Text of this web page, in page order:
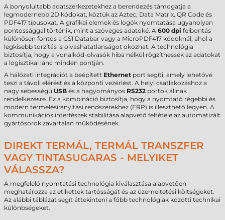
A bonyolultabb adatszerkezetekhez a berendezés támogatja a
legmodernebb 2D kódokat, köztük az Aztec, Data Matrix, QR Code és
PDF417 típusokat. A grafikai elemek és logók nyomtatása ugyanolyan
pontossággal történik, mint a szöveges adatoké. A 600 dpi felbontás
különösen fontos a GS1 Databar vagy a MicroPDF417 kódoknál, ahol a
legkisebb torzítás is olvashatatlanságot okozhat. A technológia
biztosítja, hogy a vonalkód-olvasók hiba nélkül rögzíthessék az adatokat
a logisztikai lánc minden pontján.
A hálózati integrációt a beépített Ethernet port segíti, amely lehetővé
teszi a távoli elérést és a központi vezérlést. A helyi csatlakozáshoz a
nagy sebességű USB és a hagyományos RS232 portok állnak
rendelkezésre. Ez a kombináció biztosítja, hogy a nyomtató régebbi és
modern termelésirányítási rendszerekhez (ERP) is illeszthető legyen. A
kommunikációs interfészek stabilitása alapvető feltétele az automatizált
gyártósorok zavartalan működésének.
DIREKT TERMÁL, TERMÁL TRANSZFER
VAGY TINTASUGARAS - MELYIKET
VÁLASSZA?
A megfelelő nyomtatási technológia kiválasztása alapvetően
meghatározza az etikettek tartósságát és az üzemeltetési költségeket.
Az alábbi táblázat segít áttekinteni a főbb technológiák közötti technikai
különbségeket.